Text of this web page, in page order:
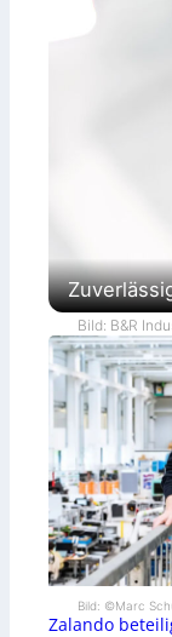
Bild: B&R
Bild: ©Marc
Zalando